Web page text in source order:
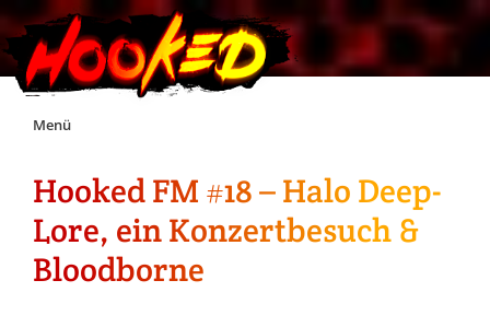
Skip
Menü
Unterstützt Hooked!
Exklusiv für Supporter*innen
Hooked FM #18 – Halo Deep-
Lore, ein Konzertbesuch &
Bloodborne